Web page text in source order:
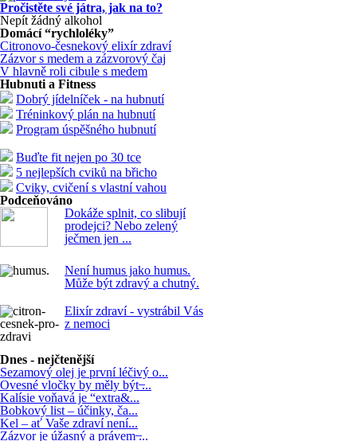
Pročistěte své játra, jak na to?
Nepít žádný alkohol
Domácí “rychloléky”
Citronovo-česnekový elixír zdraví
Zázvor s medem a zázvorový čaj
V hlavně roli cibule s medem
Hubnuti a Fitness
Dobrý jídelníček - na hubnutí
Tréninkový plán na hubnutí
Program úspěšného hubnutí
Buďte fit nejen po 30 tce
5 nejlepších cviků na břicho
Cviky, cvičení s vlastní vahou
Podceňováno
Dokáže splnit, co slibují
prodejci? Nebo zelený
ječmen jen ...
Není humus jako humus.
Může být zdravý a chutný.
Elixír zdraví - vystrábil Vás
z nemoci
Dnes - nejčtenější
Sezamový olej je první léčivý o...
Ovesné vločky by měly být ̶...
Kalísie voňavá je “extra&...
Bobkový list – účinky, ča...
Kel – ať Vaše zdraví není...
Zázvor je úžasný a právem ̶...